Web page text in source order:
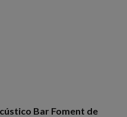
Bar Foment de